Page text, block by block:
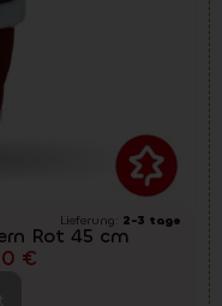
Lieferung: 2-3 tage
Rot 45 cm
€